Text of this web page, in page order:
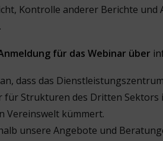
Kontrolle anderer Berichte
für das Webinar über
dass das
Strukturen des Dritten Sektors
Vereinswelt kümmert.
unsere Angebote und